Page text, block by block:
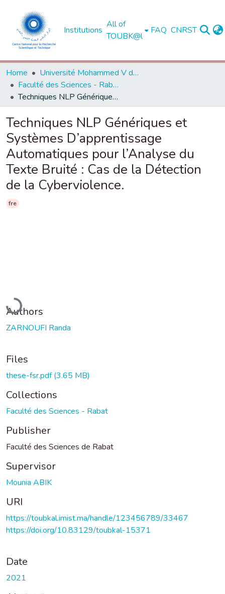
Institutions
All of
TOUBK@l
FAQ CNRST
Home
Université Mohammed V de Rabat
Faculté des Sciences - Rabat
Techniques NLP Génériques et Systèmes D’apprentissage Automatiques pour l’Analyse du Texte Bruité : Cas de la Détection de la Cyberviolence.
Techniques NLP Génériques et
Systèmes D’apprentissage
Automatiques pour l’Analyse du
Texte Bruité : Cas de la Détection
de la Cyberviolence.
fre
Loading...
Authors
ZARNOUFI Randa
Files
these-fsr.pdf(3.65 MB)
Collections
Faculté des Sciences - Rabat
Publisher
Faculté des Sciences de Rabat
Supervisor
Mounia ABIK
URI
https://toubkal.imist.ma/handle/123456789/33467
https://doi.org/10.83129/toubkal-15371
Date
2021